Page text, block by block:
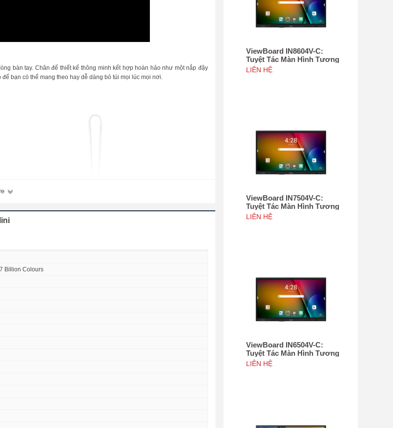
bàn tay. Chân đế thiết kế thông minh kết hợp hoàn hảo như một nắp đậy
bạn có thể mang theo hay dễ dàng bỏ túi mọi lúc mọi nơi.
phim ban đêm hay bữa tiệc âm nhạc tuyệt vời vào bất cứ khi nào và bất
Billion Colours
ViewBoard IN8604V-C:
Tuyệt Tác Màn Hình Tương
Tác 86", Tích hợp camera
4K độ phân giải 50MP, NFC
LIÊN HỆ
ViewBoard IN7504V-C:
Tuyệt Tác Màn Hình Tương
Tác 75", Tích hợp camera
4K độ phân giải 50MP, NFC
LIÊN HỆ
ViewBoard IN6504V-C:
Tuyệt Tác Màn Hình Tương
Tác 65inch, Tích hợp
camera 4K độ phân giải
LIÊN HỆ